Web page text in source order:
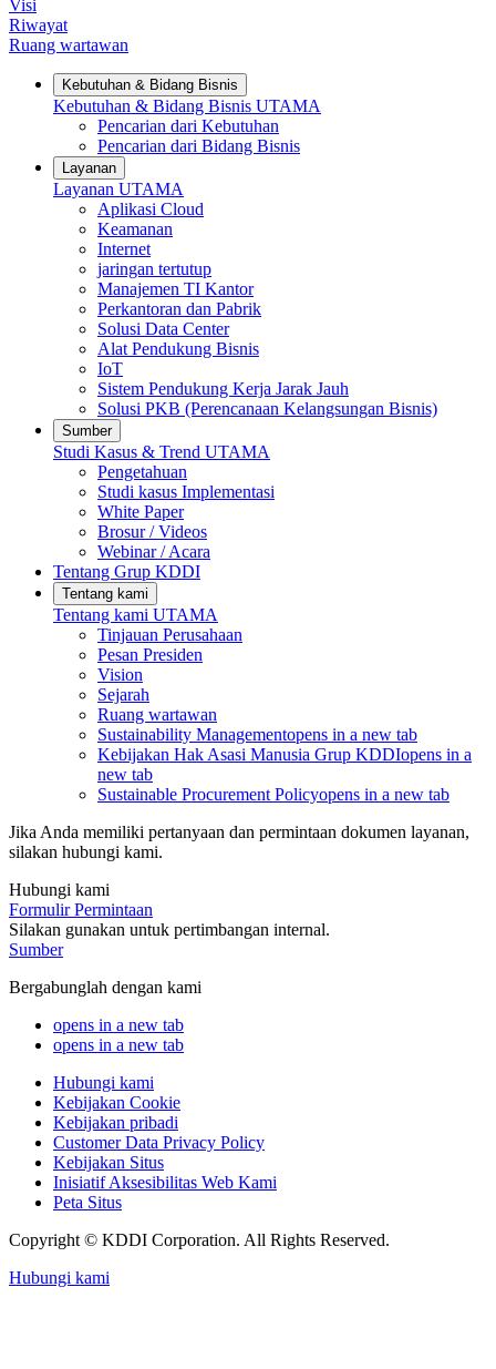
Visi
Riwayat
Ruang wartawan
Kebutuhan & Bidang Bisnis
Kebutuhan & Bidang Bisnis UTAMA
Pencarian dari Kebutuhan
Pencarian dari Bidang Bisnis
Layanan
Layanan UTAMA
Aplikasi Cloud
Keamanan
Internet
jaringan tertutup
Manajemen TI Kantor
Perkantoran dan Pabrik
Solusi Data Center
Alat Pendukung Bisnis
IoT
Sistem Pendukung Kerja Jarak Jauh
Solusi PKB (Perencanaan Kelangsungan Bisnis)
Sumber
Studi Kasus & Trend UTAMA
Pengetahuan
Studi kasus Implementasi
White Paper
Brosur / Videos
Webinar / Acara
Tentang Grup KDDI
Tentang kami
Tentang kami UTAMA
Tinjauan Perusahaan
Pesan Presiden
Vision
Sejarah
Ruang wartawan
Sustainability Managementopens in a new tab
Kebijakan Hak Asasi Manusia Grup KDDIopens in a
new tab
Sustainable Procurement Policyopens in a new tab
Jika Anda memiliki pertanyaan dan permintaan dokumen layanan,
silakan hubungi kami.
Hubungi kami
Formulir Permintaan
Silakan gunakan untuk pertimbangan internal.
Sumber
Bergabunglah dengan kami
opens in a new tab
opens in a new tab
Hubungi kami
Kebijakan Cookie
Kebijakan pribadi
Customer Data Privacy Policy
Kebijakan Situs
Inisiatif Aksesibilitas Web Kami
Peta Situs
Copyright © KDDI Corporation. All Rights Reserved.
Hubungi kami